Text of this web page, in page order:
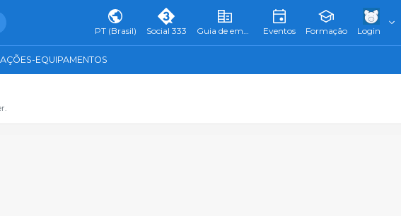
PT (Brasil) Social 333 Guia de empresas Eventos Formação Login
EQUIPAMENTOS